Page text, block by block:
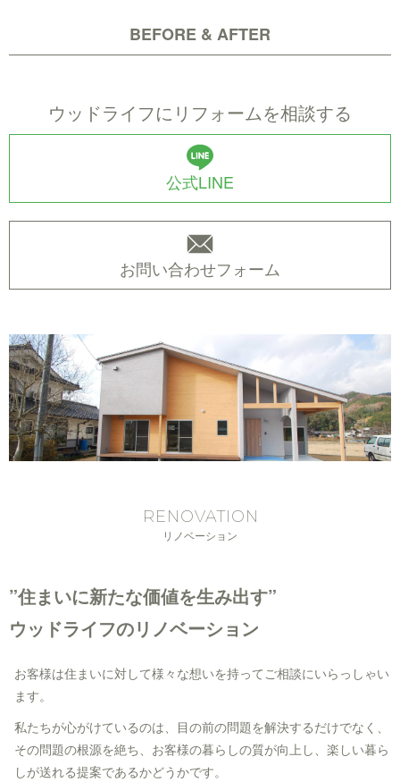
BEFORE & AFTER
ウッドライフにリフォームを相談する
公式LINE
お問い合わせフォーム
RENOVATION
リノベーション
”住まいに新たな価値を生み出す”
ウッドライフのリノベーション
お客様は住まいに対して様々な想いを持ってご相談にいらっしゃい
ます。
私たちが心がけているのは、目の前の問題を解決するだけでなく、
その問題の根源を絶ち、お客様の暮らしの質が向上し、楽しい暮ら
しが送れる提案であるかどうかです。